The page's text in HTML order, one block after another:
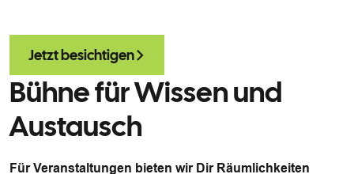
Jetzt besichtigen
Bühne für Wissen und
Austausch
Für Veranstaltungen bieten wir Dir Räumlichkeiten